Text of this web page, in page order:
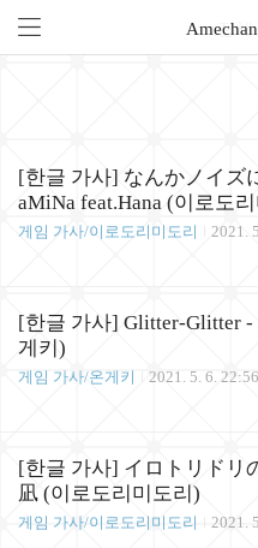
전체
[한글 가사] なんかノイズ
aMiNa feat.Hana (이로도
Na)
게임 가사/이로도리미도리 2021.
[한글 가사] Glitter-Glitter -
게키)
게임 가사/온게키 2021. 5. 6. 22:56
[한글 가사] イロトリドリ
凪 (이로도리미도리)
게임 가사/이로도리미도리 2021.